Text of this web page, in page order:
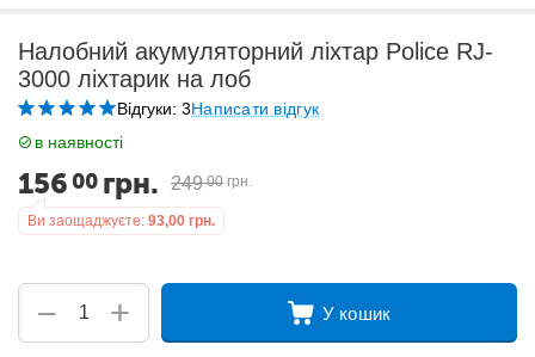
Налобний акумуляторний ліхтар Police RJ-
3000 ліхтарик на лоб
Відгуки: 3Написати відгук
в наявності
156 00 грн. 249 00 грн.
Ви заощаджуєте: 93,00 грн.
+
− У кошик